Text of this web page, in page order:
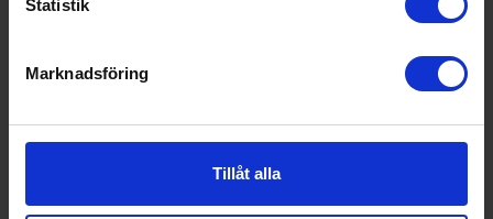
Statistik
Marknadsföring
Tillåt alla
Ljudnivå:
41 decibel A (regn mot ett fönster
Årlig energiförbrukni
249
Snabbinfrysningsfun
Ja